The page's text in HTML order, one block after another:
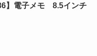
】電子メモ 8.5インチ